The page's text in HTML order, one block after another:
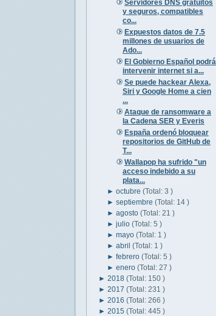
Servidores DNS gratuitos
y seguros, compatibles
co...
Expuestos datos de 7.5
millones de usuarios de
Ado...
El Gobierno Español podrá
intervenir internet si a...
Se puede hackear Alexa,
Siri y Google Home a cien
...
Ataque de ransomware a
la Cadena SER y Everis
España ordenó bloquear
repositorios de GitHub de
T...
Wallapop ha sufrido "un
acceso indebido a su
plata...
►octubre(Total: 3 )
►septiembre(Total: 14 )
►agosto(Total: 21 )
►julio(Total: 5 )
►mayo(Total: 1 )
►abril(Total: 1 )
►febrero(Total: 5 )
►enero(Total: 27 )
► 2018 (Total: 150 )
► 2017 (Total: 231 )
► 2016 (Total: 266 )
► 2015 (Total: 445 )